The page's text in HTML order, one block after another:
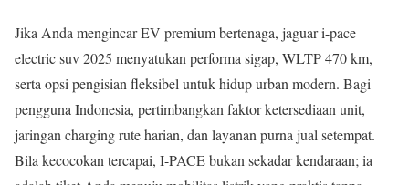
Jika Anda mengincar EV premium bertenaga, jaguar i-pace
electric suv 2025 menyatukan performa sigap, WLTP 470 km,
serta opsi pengisian fleksibel untuk hidup urban modern. Bagi
pengguna Indonesia, pertimbangkan faktor ketersediaan unit,
jaringan charging rute harian, dan layanan purna jual setempat.
Bila kecocokan tercapai, I-PACE bukan sekadar kendaraan; ia